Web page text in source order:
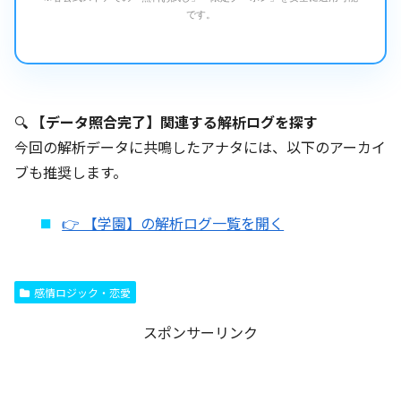
です。
🔍 【データ照合完了】関連する解析ログを探す
今回の解析データに共鳴したアナタには、以下のアーカイ
ブも推奨します。
👉 【学園】の解析ログ一覧を開く
感情ロジック・恋愛
スポンサーリンク